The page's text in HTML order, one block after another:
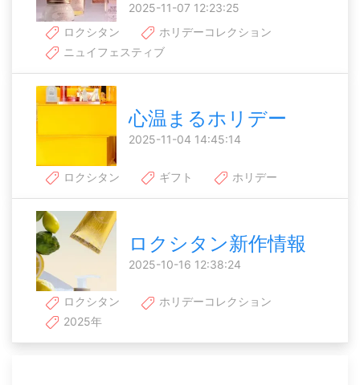
2025-11-07 12:23:25
ロクシタン
ホリデーコレクション
ニュイフェスティブ
心温まるホリデー
2025-11-04 14:45:14
ロクシタン ギフト ホリデー
ロクシタン新作情報
2025-10-16 12:38:24
ロクシタン
ホリデーコレクション
2025年